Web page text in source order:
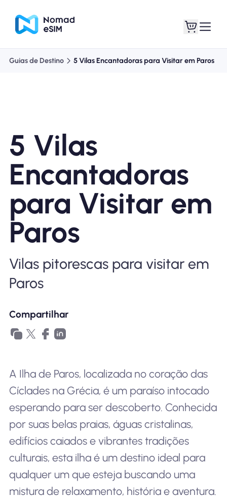
Planos de loja
Por que Nomad eSIM
Usando um eSIM
Para negócios
Guias de Destino 5 Vilas Encantadoras para Visitar em Paros
5 Vilas
Encantadoras
para Visitar em
Paros
Vilas pitorescas para visitar em
Paros
Compartilhar
A Ilha de Paros, localizada no coração das
Cíclades na Grécia, é um paraíso intocado
esperando para ser descoberto. Conhecida
por suas belas praias, águas cristalinas,
edifícios caiados e vibrantes tradições
culturais, esta ilha é um destino ideal para
qualquer um que esteja buscando uma
mistura de relaxamento, história e aventura.